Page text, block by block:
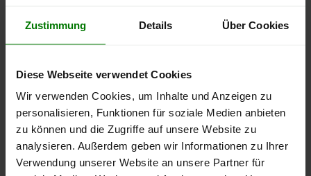
Zustimmung Details Über Cookies
Diese Webseite verwendet Cookies
Wir verwenden Cookies, um Inhalte und Anzeigen zu
personalisieren, Funktionen für soziale Medien anbieten
zu können und die Zugriffe auf unsere Website zu
analysieren. Außerdem geben wir Informationen zu Ihrer
Verwendung unserer Website an unsere Partner für
lose Ware Sackware
September
Januar
Mai
250 €
300 €